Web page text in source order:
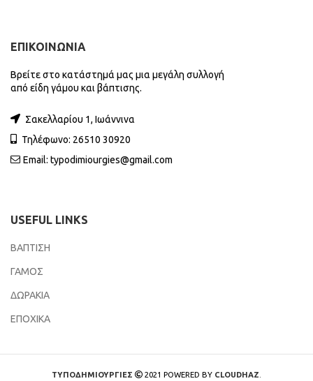
ΕΠΙΚΟΙΝΩΝΙΑ
Βρείτε στο κατάστημά μας μια μεγάλη συλλογή
από είδη γάμου και βάπτισης.
Σακελλαρίου 1, Ιωάννινα
Τηλέφωνο: 26510 30920
Email: typodimiourgies@gmail.com
USEFUL LINKS
ΒΑΠΤΙΣΗ
ΓΑΜΟΣ
ΔΩΡΑΚΙΑ
ΕΠΟΧΙΚΑ
ΤΥΠΟΔΗΜΙΟΥΡΓΙΕΣ 2021 POWERED BY CLOUDHAZ